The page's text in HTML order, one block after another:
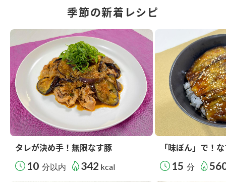
季節の新着レシピ
タレが決め手！無限なす豚
10 分以内 342 kcal
「味ぽん」で！
15 分